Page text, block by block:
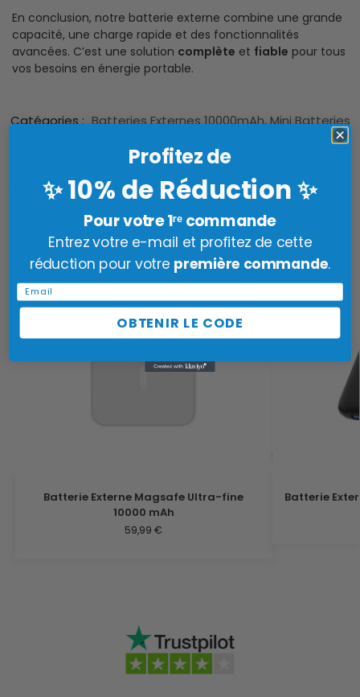
En conclusion, notre batterie externe combine une grande
capacité, une charge rapide et des fonctionnalités
avancées. C’est une solution complète et fiable pour tous
vos besoins en énergie portable.
Catégories : Batteries Externes 10000mAh,Mini Batteries
Produits similaires
Batterie Externe Magsafe Ultra-fine
10000 mAh
59,99€
Batterie
Profitez de
✨10% de Réduction✨
Pour votre 1ʳᵉ commande
Entrez votre e-mail et profitez de cette
réduction pour votre première commande.
Email
OBTENIR LE CODE